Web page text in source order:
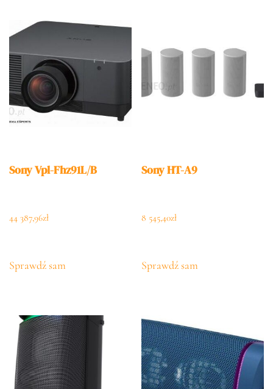
Sony Vpl-Fhz91L/B
44 387,96zł
Sprawdź sam
Sony HT-A9
8 545,40zł
Sprawdź sam